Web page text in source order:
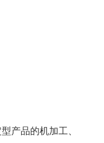
产品的机加工、